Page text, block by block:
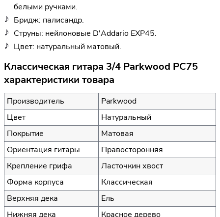
белыми ручками.
Бридж: палисандр.
Струны: нейлоновые D'Addario EXP45.
Цвет: натуральный матовый.
Классическая гитара 3/4 Parkwood PC75
характеристики товара
Производитель
Parkwood
Цвет
Натуральный
Покрытие
Матовая
Ориентация гитары
Правосторонняя
Крепление грифа
Ласточкин хвост
Форма корпуса
Классическая
Верхняя дека
Ель
Нижняя дека
Красное дерево